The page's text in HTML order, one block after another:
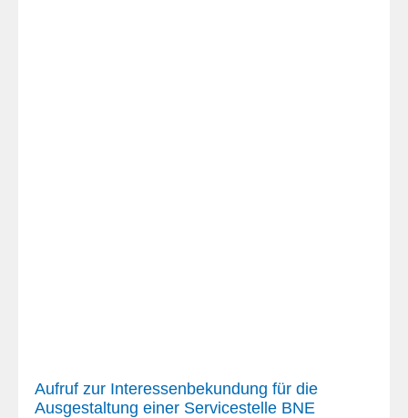
Aufruf zur Interessenbekundung für die
Ausgestaltung einer Servicestelle BNE